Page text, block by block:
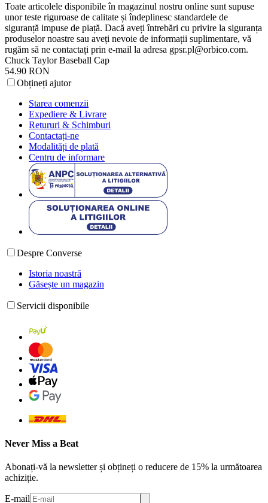
Toate articolele disponibile în magazinul nostru online sunt supuse
unor teste riguroase de calitate și îndeplinesc standardele de
siguranță impuse de piață. Dacă aveți întrebări cu privire la siguranța
produselor noastre sau aveți nevoie de informații suplimentare, vă
rugăm să ne contactați prin e-mail la adresa gpsr.pl@orbico.com.
Chuck Taylor Baseball Cap
54.90 RON
Obțineți ajutor
Starea comenzii
Expediere & Livrare
Retururi & Schimburi
Contactați-ne
Modalități de plată
Centru de informare
Despre Converse
Istoria noastră
Găsește un magazin
Servicii disponibile
Never Miss a Beat
Abonați-vă la newsletter și obțineți o reducere de 15% la următoarea
achiziție.
E-mail